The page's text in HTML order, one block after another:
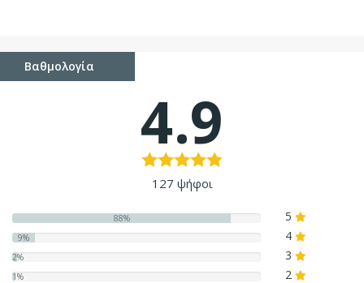
Βαθμολογία
4.9
127 ψήφοι
88% 5
9% 4
2% 3
1% 2